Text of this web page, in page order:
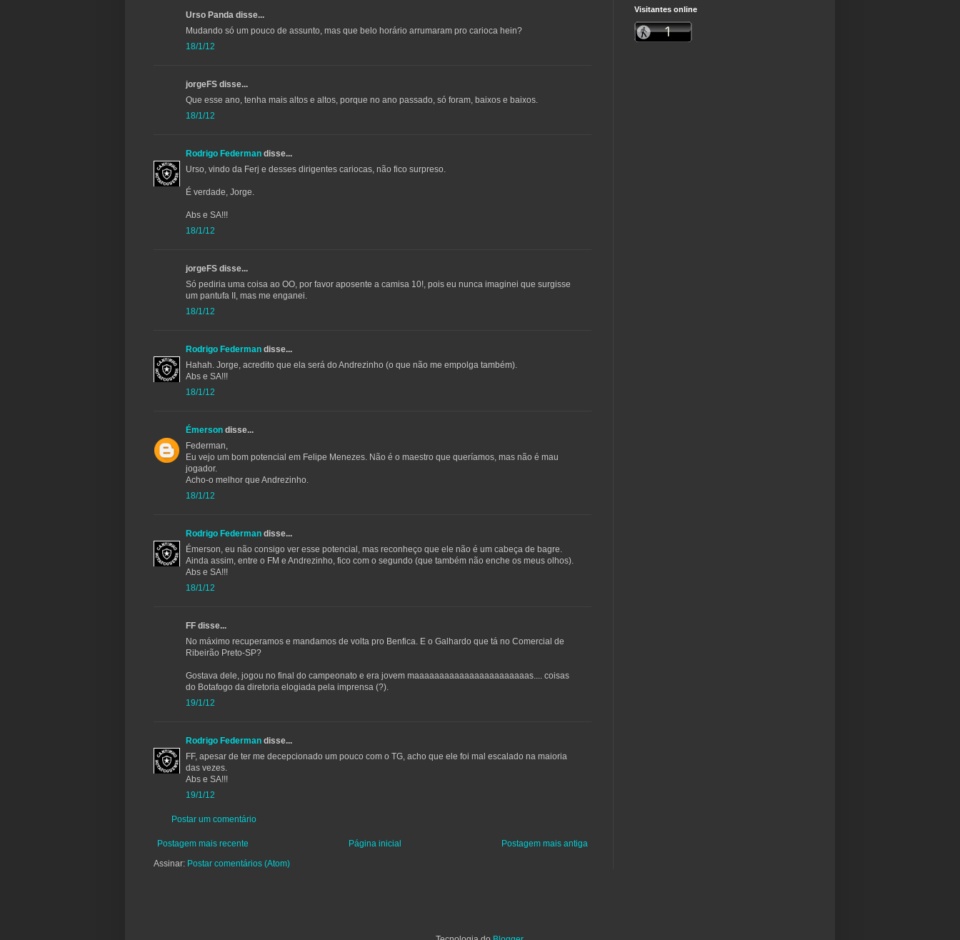
Urso Panda disse...
Mudando só um pouco de assunto, mas que belo horário arrumaram pro carioca hein?
18/1/12
jorgeFS disse...
Que esse ano, tenha mais altos e altos, porque no ano passado, só foram, baixos e baixos.
18/1/12
Rodrigo Federman disse...
Urso, vindo da Ferj e desses dirigentes cariocas, não fico surpreso.
É verdade, Jorge.
Abs e SA!!!
18/1/12
jorgeFS disse...
Só pediria uma coisa ao OO, por favor aposente a camisa 10!, pois eu nunca imaginei que surgisse
um pantufa II, mas me enganei.
18/1/12
Rodrigo Federman disse...
Hahah. Jorge, acredito que ela será do Andrezinho (o que não me empolga também).
Abs e SA!!!
18/1/12
Émerson disse...
Federman,
Eu vejo um bom potencial em Felipe Menezes. Não é o maestro que queríamos, mas não é mau
jogador.
Acho-o melhor que Andrezinho.
18/1/12
Rodrigo Federman disse...
Émerson, eu não consigo ver esse potencial, mas reconheço que ele não é um cabeça de bagre.
Ainda assim, entre o FM e Andrezinho, fico com o segundo (que também não enche os meus olhos).
Abs e SA!!!
18/1/12
FF disse...
No máximo recuperamos e mandamos de volta pro Benfica. E o Galhardo que tá no Comercial de
Ribeirão Preto-SP?
Gostava dele, jogou no final do campeonato e era jovem maaaaaaaaaaaaaaaaaaaaaaas.... coisas
do Botafogo da diretoria elogiada pela imprensa (?).
19/1/12
Rodrigo Federman disse...
FF, apesar de ter me decepcionado um pouco com o TG, acho que ele foi mal escalado na maioria
das vezes.
Abs e SA!!!
19/1/12
Postar um comentário
Postagem mais recente Postagem mais antiga
Página inicial
Assinar: Postar comentários (Atom)
Visitantes online